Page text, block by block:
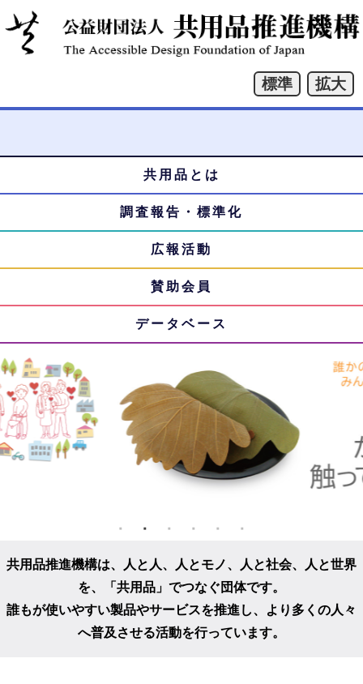
ャ
メ
ニ
ュ
ー
共用品とは
調査報告・標準化
広報活動
賛助会員
データベース
共用品推進機構は、人と人、人とモノ、人と社会、人と世界
を、
「共用品」でつなぐ団体です。
誰もが使いやすい製品やサービスを推進し、
より多くの人々
へ普及させる活動を行っています。